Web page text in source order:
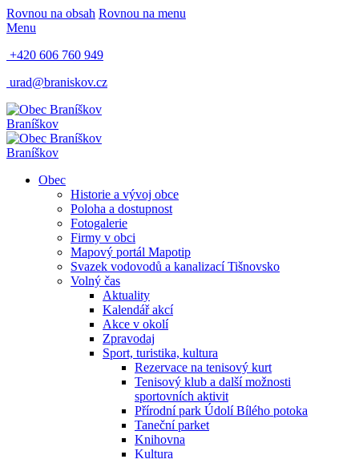
Rovnou na obsah Rovnou na menu
Menu
+420 606 760 949
urad@braniskov.cz
Braníškov
Braníškov
Obec
Historie a vývoj obce
Poloha a dostupnost
Fotogalerie
Firmy v obci
Mapový portál Mapotip
Svazek vodovodů a kanalizací Tišnovsko
Volný čas
Aktuality
Kalendář akcí
Akce v okolí
Zpravodaj
Sport, turistika, kultura
Rezervace na tenisový kurt
Tenisový klub a další možnosti
sportovních aktivit
Přírodní park Údolí Bílého potoka
Taneční parket
Knihovna
Kultura